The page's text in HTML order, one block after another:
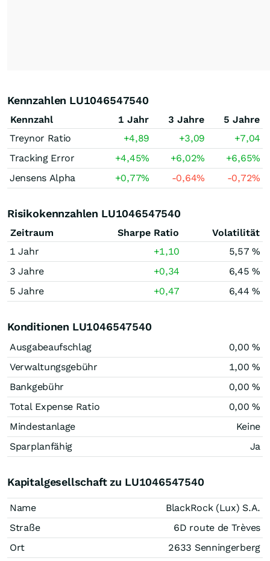
Kennzahlen LU1046547540
Kennzahl 1 Jahr 3 Jahre
5 Jahre
Treynor Ratio
+4,89 +3,09
+7,04
Tracking Error
+4,45% +6,02% +6,65%
Jensens Alpha
+0,77% -0,64% -0,72%
Risikokennzahlen LU1046547540
Zeitraum Sharpe Ratio
Volatilität
1 Jahr
+1,10
5,57 %
3 Jahre
+0,34
6,45 %
5 Jahre
+0,47 6,44 %
Konditionen LU1046547540
Ausgabeaufschlag
0,00 %
Verwaltungsgebühr
1,00 %
Bankgebühr
0,00 %
Total Expense Ratio
0,00 %
Mindestanlage
Keine
Sparplanfähig
Ja
Kapitalgesellschaft zu LU1046547540
Name
BlackRock (Lux) S.A.
Straße
6D route de Trèves
Ort
2633 Senningerberg